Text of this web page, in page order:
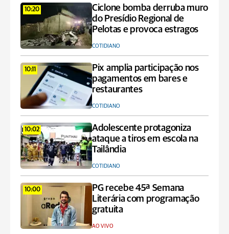
10:20
Ciclone bomba derruba muro
do Presídio Regional de
Pelotas e provoca estragos
COTIDIANO
10:11
Pix amplia participação nos
pagamentos em bares e
restaurantes
COTIDIANO
10:02
Adolescente protagoniza
ataque a tiros em escola na
Tailândia
COTIDIANO
10:00
PG recebe 45ª Semana
Literária com programação
gratuita
AO VIVO